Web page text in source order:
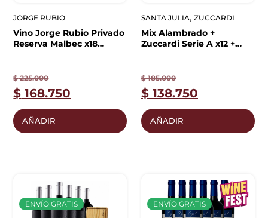
JORGE RUBIO
Vino Jorge Rubio Privado
Reserva Malbec x18
$225.000
$ 168.750
AÑADIR
SANTA JULIA, ZUCCARDI
Mix Alambrado +
Zuccardi Serie A x12 +
$185.000
$ 138.750
AÑADIR
ENVÍO GRATIS ENVÍO GRATIS